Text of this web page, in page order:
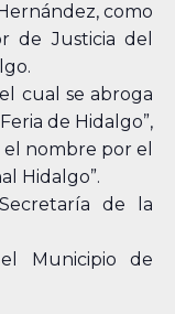
como
de Justicia del
cual se abroga
de Hidalgo”,
nombre por el
Hidalgo”.
de la
Municipio de